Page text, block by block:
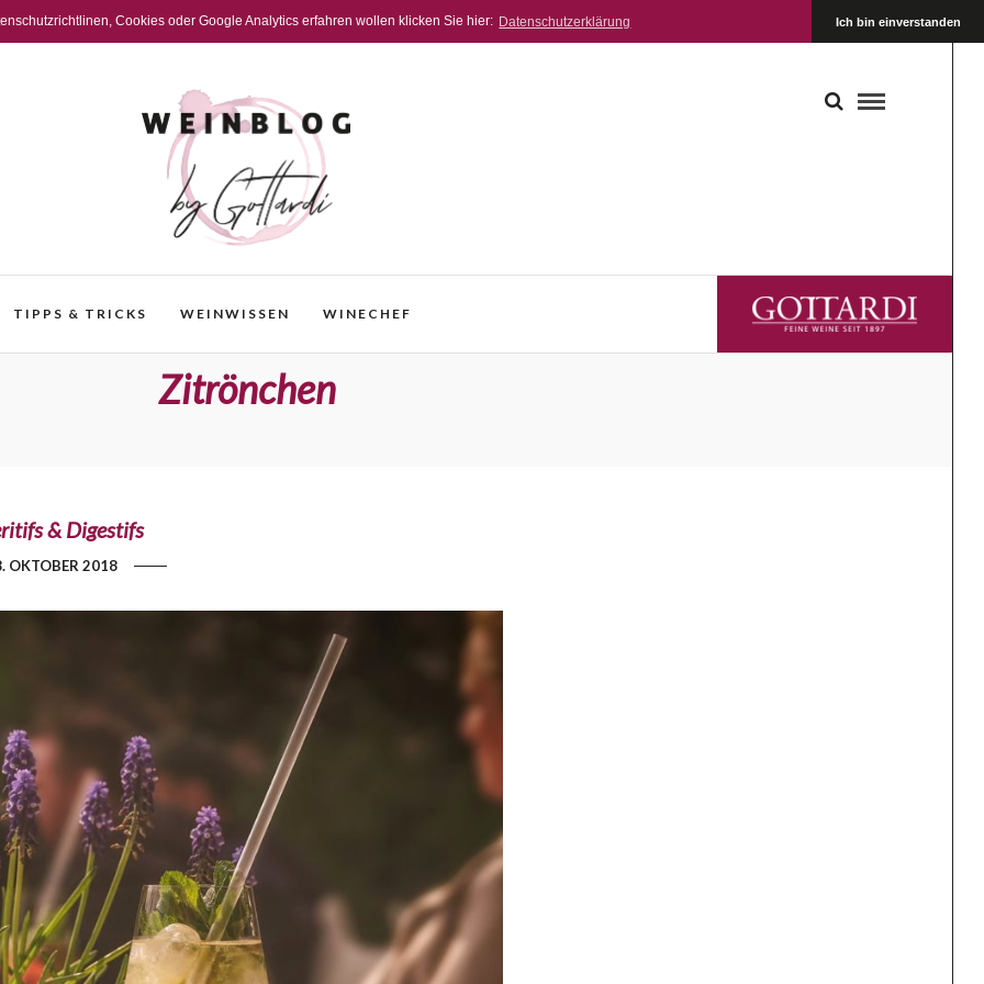
Cookies oder Google Analytics erfahren wollen klicken Sie hier: Datenschutzerklärung Ich bin einverstanden
TIPPS & TRICKS WEINWISSEN WINECHEF GOTTARDI FEINE WEINE
Zitrönchen
& Digestifs
OKTOBER 2018